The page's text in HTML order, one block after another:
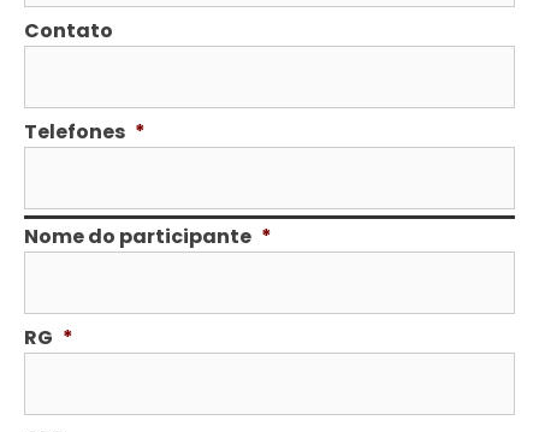
Contato
Telefones *
Nome do participante *
RG *